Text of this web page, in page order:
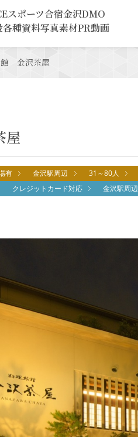
スポーツ合宿金沢DMO
各種資料写真素材PR動画
館 金沢茶屋
屋
有 金沢駅周辺 31～80人
クレジットカード対応 金沢駅周辺